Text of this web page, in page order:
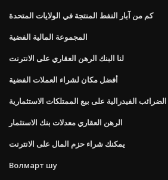
كم من آبار النفط المنتجة في الولايات المتحدة
المجموعة المالية الفضية
لنا البنك الرهن العقاري على الانترنت
أفضل مكان لشراء العملات الفضية
الضرائب الفيدرالية على بيع الممتلكات الاستثمارية
الرهن العقاري معدلات بنك الاستثمار
يمكنك شراء حزم المال على الانترنت
Волмарт шу